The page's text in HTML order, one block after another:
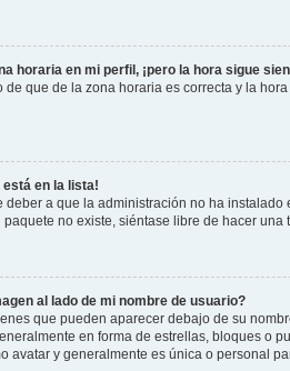
horaria en mi perfil, ¡pero la hora sigue
de que de la zona horaria es correcta y la
está en la lista!
deber a que la administración no ha
paquete no existe, siéntase libre de hacer
al lado de mi nombre de usuario?
que pueden aparecer debajo de su
en forma de estrellas, bloques o
avatar y generalmente es única o personal